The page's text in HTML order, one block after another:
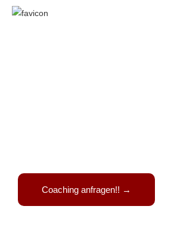
Coaching anfragen!! →